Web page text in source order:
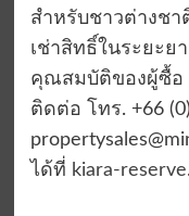
สำหรับชาวต่างชา
เช่าสิทธิ์ในระยะย
คุณสมบัติของผู้ซื้อ
ติดต่อ โทร. +66
ได้ที่ kiara-